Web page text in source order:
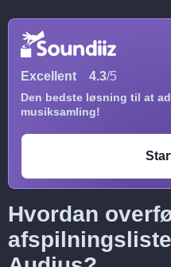
Excellent 4.3/5
Den bedste løsning til at
musiksamling!
Hvordan